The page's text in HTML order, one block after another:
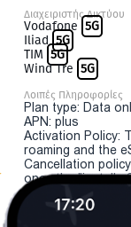
Διαχειριστής Δικτύου
Vodafone 5G
Iliad 5G
TIM 5G
Wind Tre 5G
Λοιπές Πληροφορίες
Plan type: Data
APN: plus
Activation Policy:
roaming and the
Cancellation
once the "install